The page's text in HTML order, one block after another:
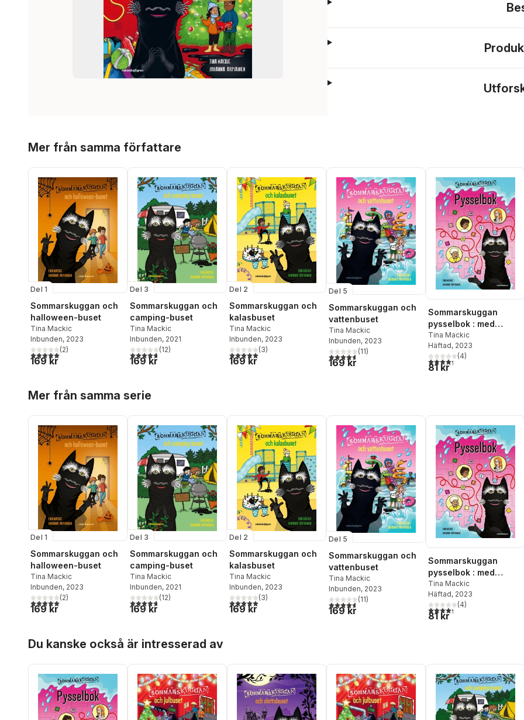
Mer från samma författare
Del 1
Sommarskuggan och
halloween-buset
Tina Mackic
Inbunden, 2023
5,0utav 5 stjärnor. Totalt antal röster:
(2)
169 kr
Del 3
Sommarskuggan och
camping-buset
Tina Mackic
Inbunden, 2021
4,7utav 5 stjärnor. Totalt antal röster:
(12)
169 kr
Del 2
Sommarskuggan och
kalasbuset
Tina Mackic
Inbunden, 2023
5,0utav 5 stjärnor. Totalt antal röster:
(3)
169 kr
Del 5
Sommarskuggan och
vattenbuset
Tina Mackic
Inbunden, 2023
4,6utav 5 stjärnor. Totalt antal röster:
(11)
169 kr
Sommarskuggan
pysselbok : med
klistermärken
Tina Mackic
Häftad, 2023
4,3utav 5 stjärnor. Totalt
(4)
81 kr
Mer från samma serie
Del 1
Sommarskuggan och
halloween-buset
Tina Mackic
Inbunden, 2023
5,0utav 5 stjärnor. Totalt antal röster:
(2)
169 kr
Del 3
Sommarskuggan och
camping-buset
Tina Mackic
Inbunden, 2021
4,7utav 5 stjärnor. Totalt antal röster:
(12)
169 kr
Del 2
Sommarskuggan och
kalasbuset
Tina Mackic
Inbunden, 2023
5,0utav 5 stjärnor. Totalt antal röster:
(3)
169 kr
Del 5
Sommarskuggan och
vattenbuset
Tina Mackic
Inbunden, 2023
4,6utav 5 stjärnor. Totalt antal röster:
(11)
169 kr
Sommarskuggan
pysselbok : med
klistermärken
Tina Mackic
Häftad, 2023
4,3utav 5 stjärnor. Totalt
(4)
81 kr
Du kanske också är intresserad av